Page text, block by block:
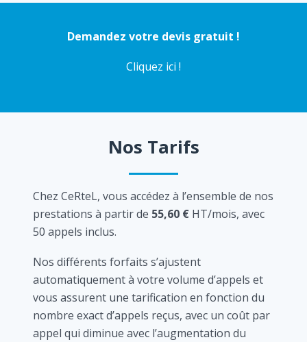
Demandez votre devis gratuit !
Cliquez ici !
Nos Tarifs
Chez CeRteL, vous accédez à l’ensemble de nos
prestations à partir de 55,60 € HT/mois, avec
50 appels inclus.
Nos différents forfaits s’ajustent
automatiquement à votre volume d’appels et
vous assurent une tarification en fonction du
nombre exact d’appels reçus, avec un coût par
appel qui diminue avec l’augmentation du